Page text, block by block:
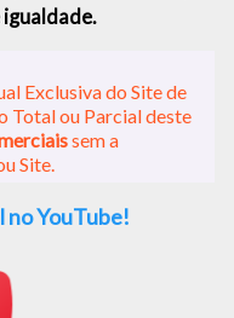
Exclusiva do Site de
Total ou Parcial deste
sem a
Site.
no YouTube!